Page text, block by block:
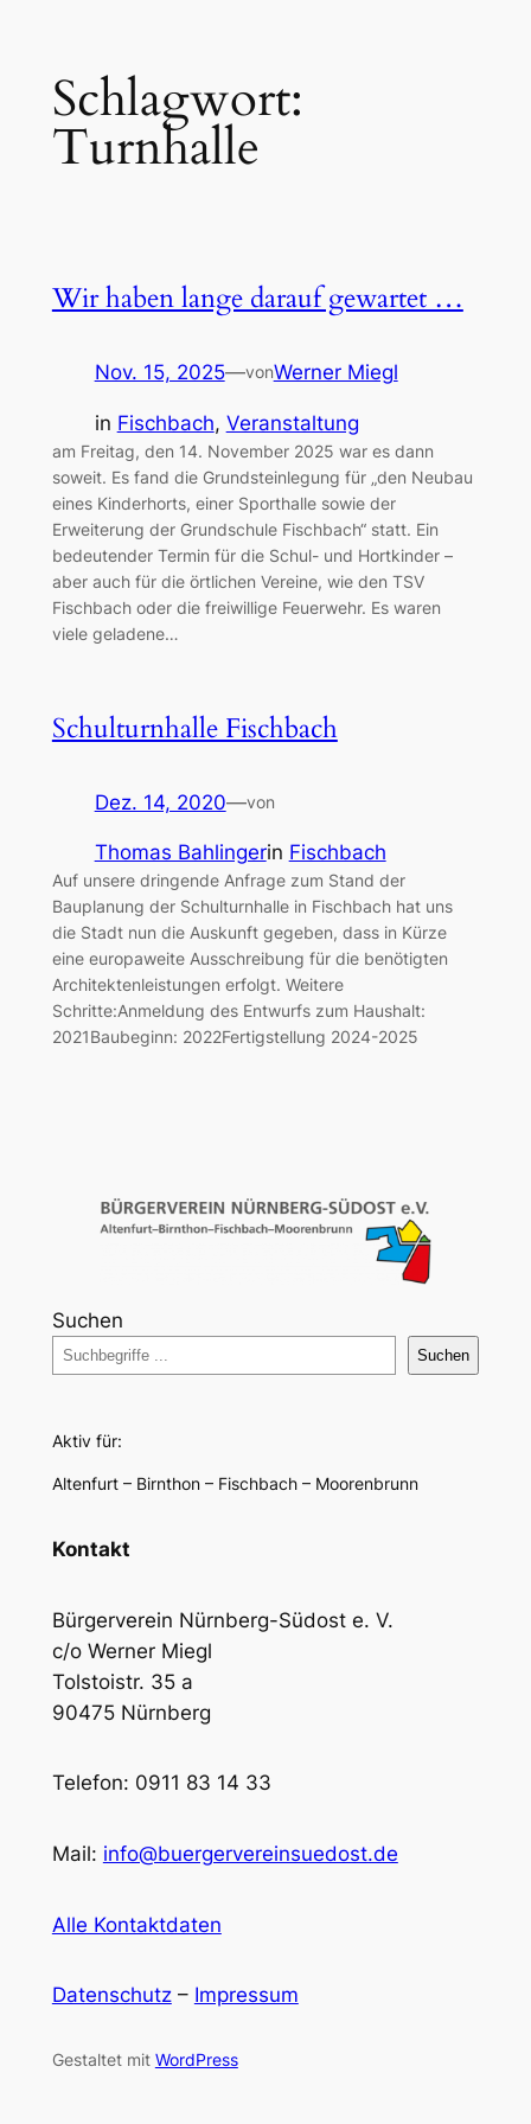
Inhalt
springenSchlagwort:
Turnhalle
Wir haben lange darauf gewartet …
Nov. 15, 2025—vonWerner Miegl
in Fischbach, Veranstaltung
am Freitag, den 14. November 2025 war es dann
soweit. Es fand die Grundsteinlegung für „den Neubau
eines Kinderhorts, einer Sporthalle sowie der
Erweiterung der Grundschule Fischbach“ statt. Ein
bedeutender Termin für die Schul- und Hortkinder –
aber auch für die örtlichen Vereine, wie den TSV
Fischbach oder die freiwillige Feuerwehr. Es waren
viele geladene…
Schulturnhalle Fischbach
Dez. 14, 2020—von
Thomas Bahlingerin Fischbach
Auf unsere dringende Anfrage zum Stand der
Bauplanung der Schulturnhalle in Fischbach hat uns
die Stadt nun die Auskunft gegeben, dass in Kürze
eine europaweite Ausschreibung für die benötigten
Architektenleistungen erfolgt. Weitere
Schritte:Anmeldung des Entwurfs zum Haushalt:
2021Baubeginn: 2022Fertigstellung 2024-2025
Suchen
Suchen
Aktiv für:
Altenfurt – Birnthon – Fischbach – Moorenbrunn
Kontakt
Bürgerverein Nürnberg-Südost e. V.
c/o Werner Miegl
Tolstoistr. 35 a
90475 Nürnberg
Telefon: 0911 83 14 33
Mail: info@buergervereinsuedost.de
Alle Kontaktdaten
Datenschutz– Impressum
Gestaltet mit WordPress